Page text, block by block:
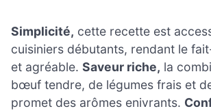
Simplicité, cette recette est
cuisiniers débutants, rendant le
et agréable. Saveur riche, la
bœuf tendre, de légumes frais et
promet des arômes enivrants.